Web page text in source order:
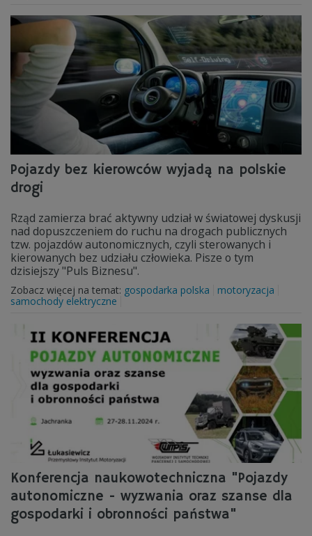
Pojazdy bez kierowców wyjadą na polskie
drogi
Rząd zamierza brać aktywny udział w światowej dyskusji
nad dopuszczeniem do ruchu na drogach publicznych
tzw. pojazdów autonomicznych, czyli sterowanych i
kierowanych bez udziału człowieka. Pisze o tym
dzisiejszy "Puls Biznesu".
Zobacz więcej na temat: gospodarka polska
motoryzacja
samochody elektryczne
Konferencja naukowotechniczna "Pojazdy
autonomiczne - wyzwania oraz szanse dla
gospodarki i obronności państwa"